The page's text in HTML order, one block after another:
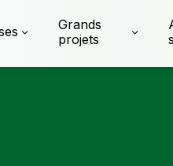
Grands
projets